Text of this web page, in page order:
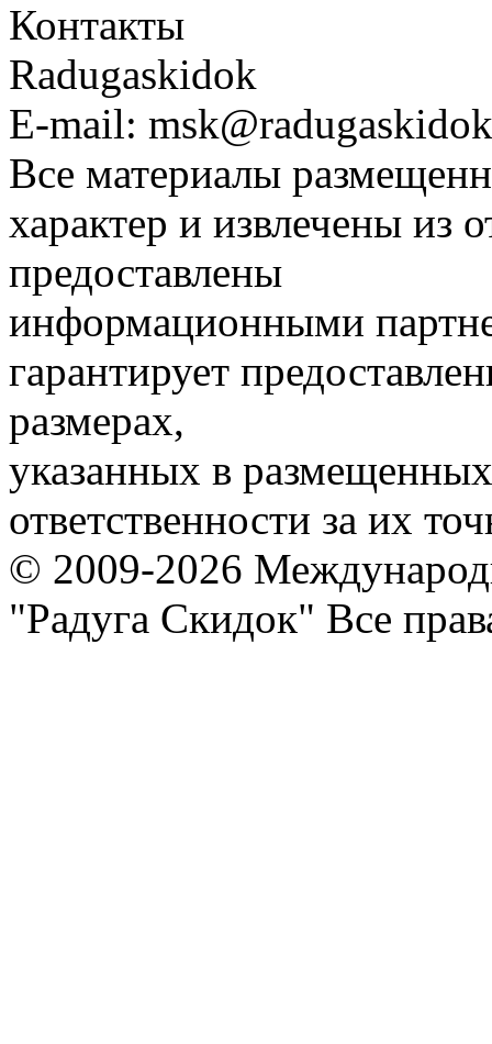
Контакты
Radugaskidok
E-mail:
Все материалы
характер и извлечены из
предоставлены
информационными
гарантирует
размерах,
указанных в
ответственности за их
© 2009-2026
"Радуга Скидок" Все